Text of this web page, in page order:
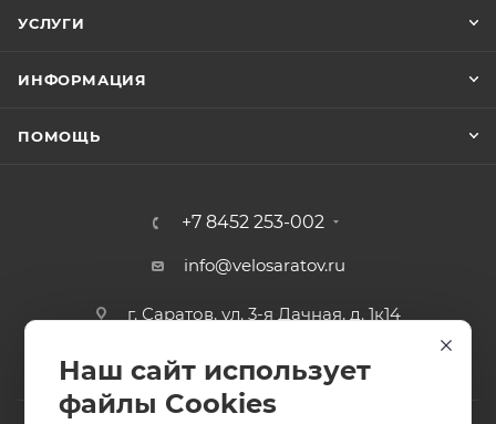
УСЛУГИ
ИНФОРМАЦИЯ
ПОМОЩЬ
+7 8452 253-002
info@velosaratov.ru
г. Саратов, ул. 3-я Дачная, д. 1к14
Наш сайт использует
файлы Cookies